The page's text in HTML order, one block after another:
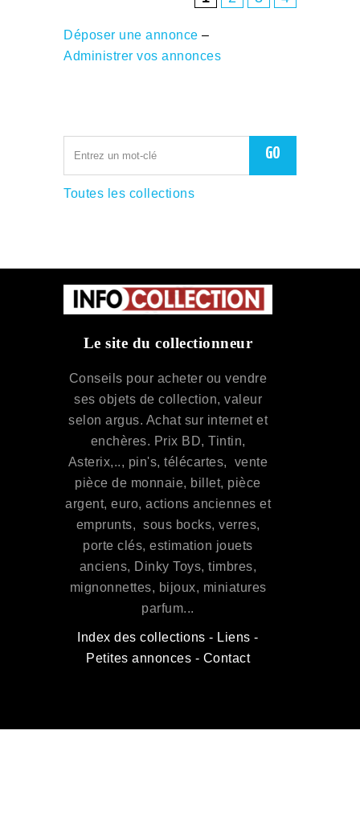
Déposer une annonce –
Administrer vos annonces
Toutes les collections
Le site du collectionneur
Conseils pour acheter ou vendre
ses objets de collection, valeur
selon argus. Achat sur internet et
enchères. Prix BD, Tintin,
Asterix,.., pin's, télécartes, vente
pièce de monnaie, billet, pièce
argent, euro, actions anciennes et
emprunts, sous bocks, verres,
porte clés, estimation jouets
anciens, Dinky Toys, timbres,
mignonnettes, bijoux, miniatures
parfum...
Index des collections - Liens -
Petites annonces - Contact